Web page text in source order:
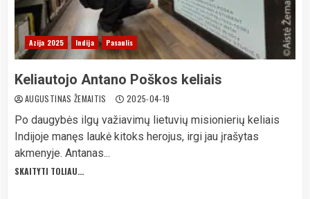
Azija 2025 Indija Pasaulis
Keliautojo Antano Poškos keliais
AUGUSTINAS ŽEMAITIS 2025-04-19
Po daugybės ilgų važiavimų lietuvių misionierių keliais
Indijoje manęs laukė kitoks herojus, irgi jau įrašytas
akmenyje. Antanas...
SKAITYTI TOLIAU...